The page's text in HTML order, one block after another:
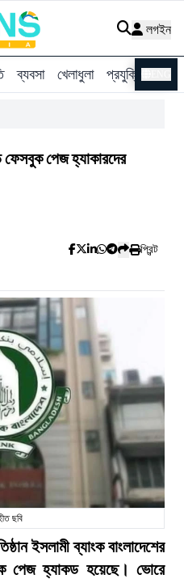
লগইন
ব্যবসা খেলাধুলা প্রযুক্তি
ফেসবুক পেজ হ্যাকারদের
প্রিন্ট
ছবি
ইসলামী ব্যাংক বাংলাদেশের
পেজ হ্যাকড হয়েছে। ভোরে